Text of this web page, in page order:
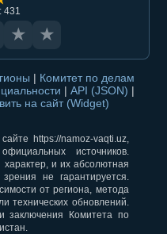
431
★ ★
| Комитет по делам
| API (JSON) |
на сайт (Widget)
https://namoz-vaqti.uz,
источников.
и их абсолютная
не гарантируется.
от региона, метода
технических обновлений.
заключения Комитета по